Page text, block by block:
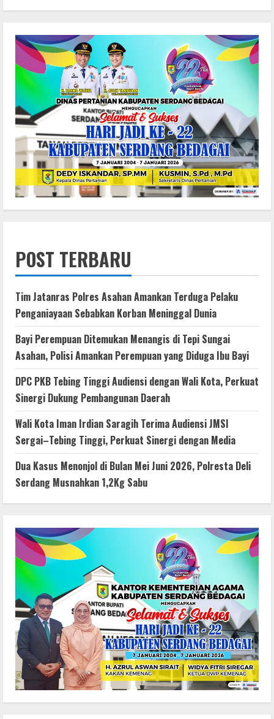
POST TERBARU
Tim Jatanras Polres Asahan Amankan Terduga Pelaku
Penganiayaan Sebabkan Korban Meninggal Dunia
Bayi Perempuan Ditemukan Menangis di Tepi Sungai
Asahan, Polisi Amankan Perempuan yang Diduga Ibu Bayi
DPC PKB Tebing Tinggi Audiensi dengan Wali Kota, Perkuat
Sinergi Dukung Pembangunan Daerah
Wali Kota Iman Irdian Saragih Terima Audiensi JMSI
Sergai–Tebing Tinggi, Perkuat Sinergi dengan Media
Dua Kasus Menonjol di Bulan Mei Juni 2026, Polresta Deli
Serdang Musnahkan 1,2Kg Sabu